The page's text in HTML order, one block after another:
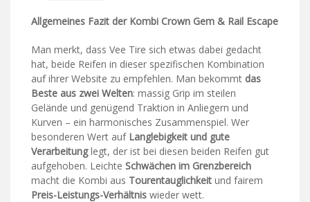
Allgemeines Fazit der Kombi Crown Gem & Rail Escape
Man merkt, dass Vee Tire sich etwas dabei gedacht
hat, beide Reifen in dieser spezifischen Kombination
auf ihrer Website zu empfehlen. Man bekommt das
Beste aus zwei Welten: massig Grip im steilen
Gelände und genügend Traktion in Anliegern und
Kurven – ein harmonisches Zusammenspiel. Wer
besonderen Wert auf Langlebigkeit und gute
Verarbeitunglegt, der ist bei diesen beiden Reifen gut
aufgehoben. Leichte Schwächen im Grenzbereich
macht die Kombi aus Tourentauglichkeit und fairem
Preis-Leistungs-Verhältnis wieder wett.